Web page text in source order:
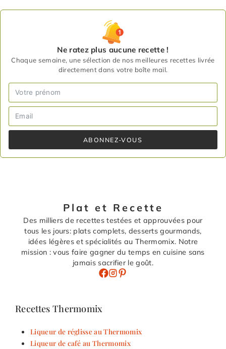
Ne ratez plus aucune recette !
Chaque semaine, une sélection de nos meilleures recettes livrée
directement dans votre boîte mail.
ABONNEZ-VOUS
Plat et Recette
Des milliers de recettes testées et approuvées pour
tous les jours: plats complets, desserts gourmands,
idées légères et spécialités au Thermomix. Notre
mission : vous faire gagner du temps en cuisine sans
jamais sacrifier le goût.
Recettes Thermomix
Liqueur de réglisse au Thermomix
Liqueur de café au Thermomix